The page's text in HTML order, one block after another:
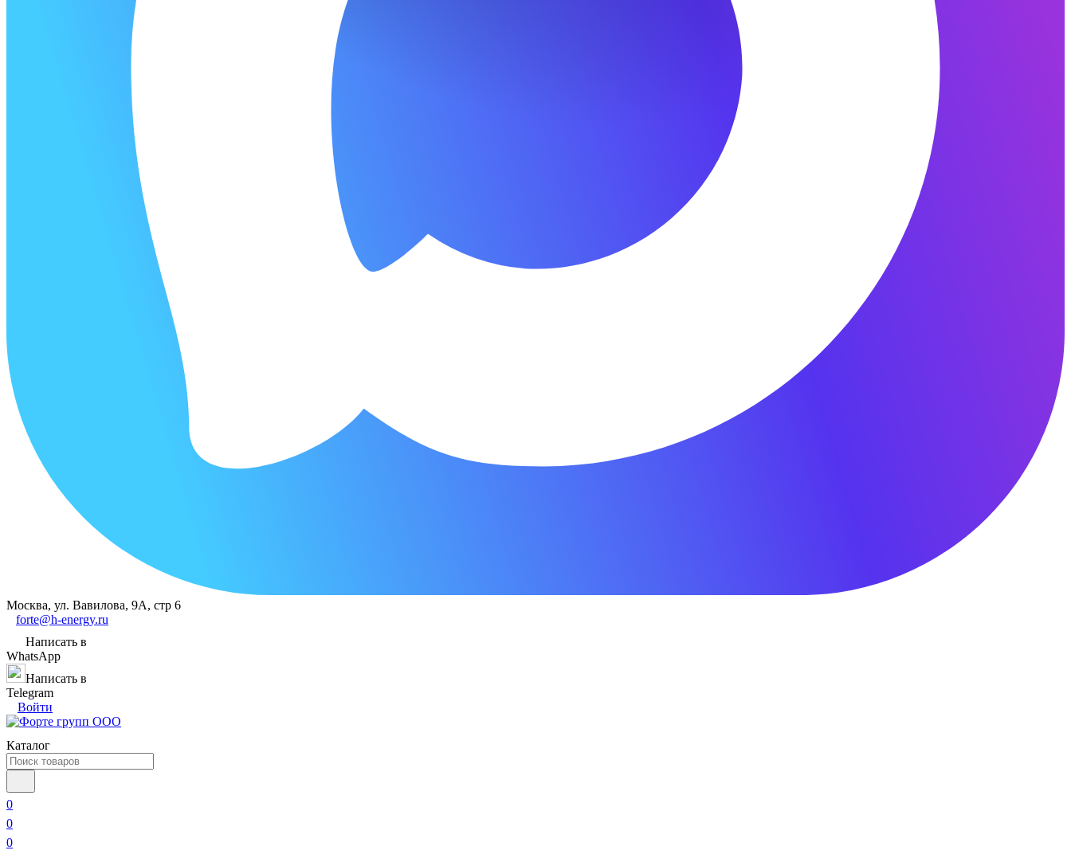
Москва, ул. Вавилова, 9А, стр 6
forte@h-energy.ru
Написать в
WhatsApp
Написать в
Telegram
Войти
Каталог
0
0
0